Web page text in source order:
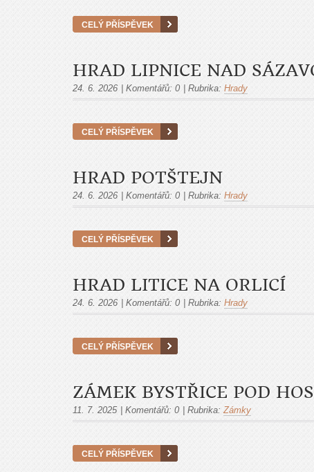
CELÝ PŘÍSPĚVEK
HRAD LIPNICE NAD
24. 6. 2026 Komentářů: 0 Rubrika: Hrady
CELÝ PŘÍSPĚVEK
HRAD POTŠTEJN
24. 6. 2026 Komentářů: 0 Rubrika: Hrady
CELÝ PŘÍSPĚVEK
HRAD LITICE NA ORLICÍ
24. 6. 2026 Komentářů: 0 Rubrika: Hrady
CELÝ PŘÍSPĚVEK
ZÁMEK BYSTŘICE POD
11. 7. 2025 Komentářů: 0 Rubrika: Zámky
CELÝ PŘÍSPĚVEK